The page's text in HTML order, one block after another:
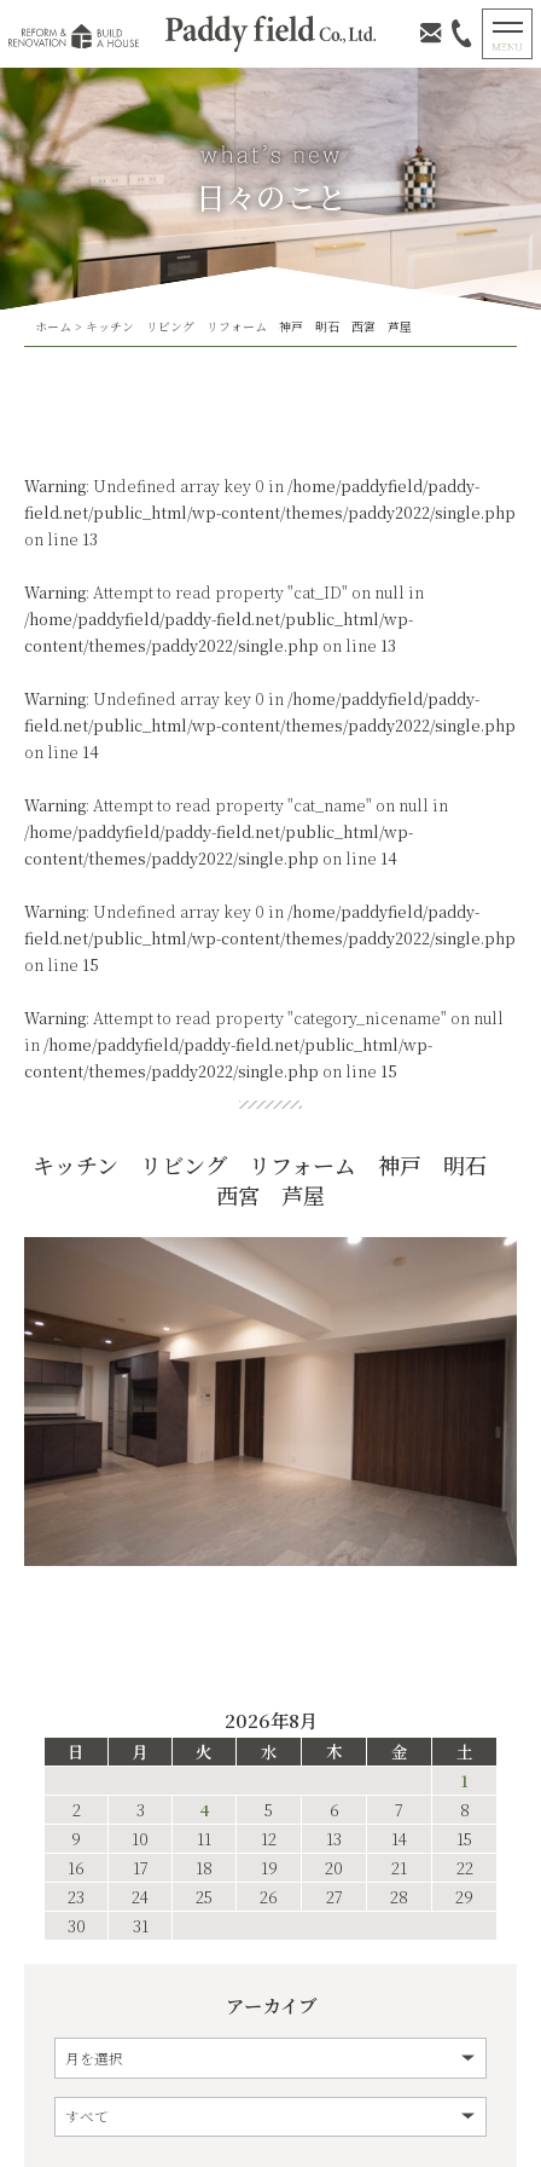
日々のこと
ホーム > キッチン リビング リフォーム 神戸 明石 西宮 芦屋
Warning: Undefined array key 0 in /home/paddyfield/paddy-
field.net/public_html/wp-content/themes/paddy2022/single.php
on line 13
Warning: Attempt to read property "cat_ID" on null in
/home/paddyfield/paddy-field.net/public_html/wp-
content/themes/paddy2022/single.php on line 13
Warning: Undefined array key 0 in /home/paddyfield/paddy-
field.net/public_html/wp-content/themes/paddy2022/single.php
on line 14
Warning: Attempt to read property "cat_name" on null in
/home/paddyfield/paddy-field.net/public_html/wp-
content/themes/paddy2022/single.php on line 14
Warning: Undefined array key 0 in /home/paddyfield/paddy-
field.net/public_html/wp-content/themes/paddy2022/single.php
on line 15
Warning: Attempt to read property "category_nicename" on null
in /home/paddyfield/paddy-field.net/public_html/wp-
content/themes/paddy2022/single.php on line 15
キッチン リビング リフォーム 神戸 明石
西宮 芦屋
2026年8月
日 月 火 水 木 金
土
1
2
3 4 5 6 7
8
9
10 11 12 13 14
15
16
17 18 19 20 21
22
23
24 25 26 27 28
29
30
31
アーカイブ